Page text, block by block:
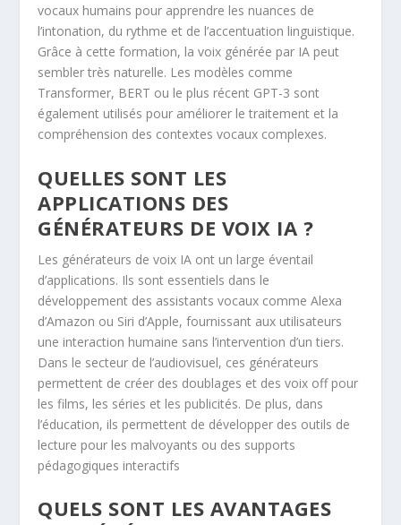
vocaux humains pour apprendre les nuances de
l’intonation, du rythme et de l’accentuation linguistique.
Grâce à cette formation, la voix générée par IA peut
sembler très naturelle. Les modèles comme
Transformer, BERT ou le plus récent GPT-3 sont
également utilisés pour améliorer le traitement et la
compréhension des contextes vocaux complexes.
QUELLES SONT LES
APPLICATIONS DES
GÉNÉRATEURS DE VOIX IA ?
Les générateurs de voix IA ont un large éventail
d’applications. Ils sont essentiels dans le
développement des assistants vocaux comme Alexa
d’Amazon ou Siri d’Apple, fournissant aux utilisateurs
une interaction humaine sans l’intervention d’un tiers.
Dans le secteur de l’audiovisuel, ces générateurs
permettent de créer des doublages et des voix off pour
les films, les séries et les publicités. De plus, dans
l’éducation, ils permettent de développer des outils de
lecture pour les malvoyants ou des supports
pédagogiques interactifs
QUELS SONT LES AVANTAGES